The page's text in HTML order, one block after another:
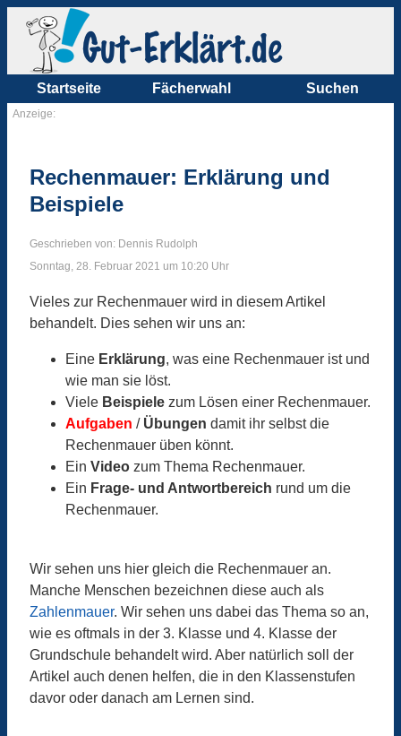
Startseite Fächerwahl Suchen
Anzeige:
Rechenmauer: Erklärung und
Beispiele
Geschrieben von: Dennis Rudolph
Sonntag, 28. Februar 2021 um 10:20 Uhr
Vieles zur Rechenmauer wird in diesem Artikel
behandelt. Dies sehen wir uns an:
Eine Erklärung, was eine Rechenmauer ist und
wie man sie löst.
Viele Beispiele zum Lösen einer Rechenmauer.
Aufgaben / Übungen damit ihr selbst die
Rechenmauer üben könnt.
Ein Video zum Thema Rechenmauer.
Ein Frage- und Antwortbereich rund um die
Rechenmauer.
Wir sehen uns hier gleich die Rechenmauer an.
Manche Menschen bezeichnen diese auch als
Zahlenmauer. Wir sehen uns dabei das Thema so an,
wie es oftmals in der 3. Klasse und 4. Klasse der
Grundschule behandelt wird. Aber natürlich soll der
Artikel auch denen helfen, die in den Klassenstufen
davor oder danach am Lernen sind.